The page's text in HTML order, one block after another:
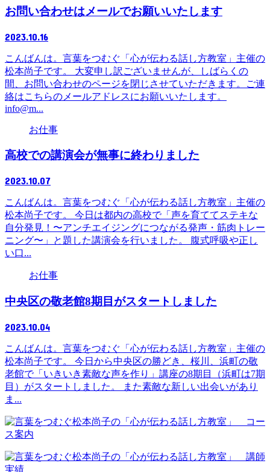
お問い合わせはメールでお願いいたします
2023.10.16
こんばんは。言葉をつむぐ「心が伝わる話し方教室」主催の
松本尚子です。 大変申し訳ございませんが、しばらくの
間、お問い合わせのページを閉じさせていただきます。ご連
絡はこちらのメールアドレスにお願いいたします。
info@m...
お仕事
高校での講演会が無事に終わりました
2023.10.07
こんばんは。言葉をつむぐ「心が伝わる話し方教室」主催の
松本尚子です。 今日は都内の高校で「声を育ててステキな
自分発見！〜アンチエイジングにつながる発声・筋肉トレー
ニング〜」と題した講演会を行いました。 腹式呼吸や正し
い口...
お仕事
中央区の敬老館8期目がスタートしました
2023.10.04
こんばんは。言葉をつむぐ「心が伝わる話し方教室」主催の
松本尚子です。 今日から中央区の勝どき、桜川、浜町の敬
老館で「いきいき素敵な声を作り」講座の8期目（浜町は7期
目）がスタートしました。 また素敵な新しい出会いがあり
ま...